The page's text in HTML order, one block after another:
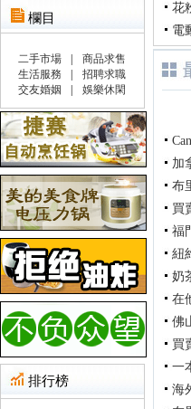
花
電
加
布
買
福
紐
奶
在
佛
買
一
海